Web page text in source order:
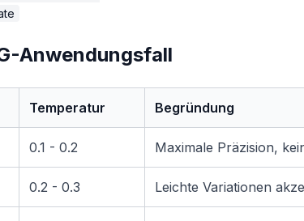
Anwendungsfall
Temperatur Begründung
0.1 - 0.2 Maximale Präzision,
0.2 - 0.3 Leichte Variationen